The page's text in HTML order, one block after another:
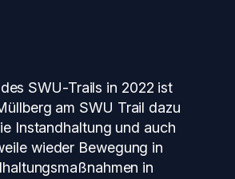
SWU-Trails in 2022 ist
am SWU Trail dazu
Instandhaltung und auch
wieder Bewegung in
in